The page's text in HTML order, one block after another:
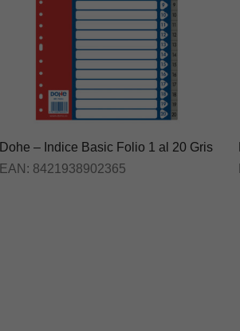
Dohe – Indice Basic Folio 1 al 20 Gris
EAN: 8421938902365